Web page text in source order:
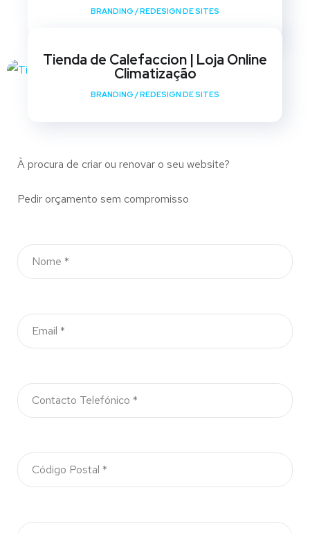
BRANDING /REDESIGN DE SITES
Tienda de Calefaccion | Loja Online
Climatização
BRANDING /REDESIGN DE SITES
À procura de criar ou renovar o seu website?
Pedir orçamento sem compromisso